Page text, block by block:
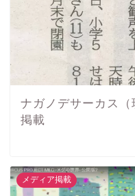
ナガノデサーカス
掲載
メディア掲載